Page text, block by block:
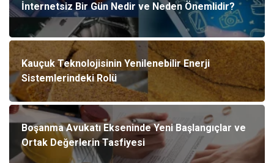
İnternetsiz Bir Gün Nedir ve Neden Önemlidir?
Kauçuk Teknolojisinin Yenilenebilir Enerji
Sistemlerindeki Rolü
Boşanma Avukatı Ekseninde Yeni Başlangıçlar ve
Ortak Değerlerin Tasfiyesi